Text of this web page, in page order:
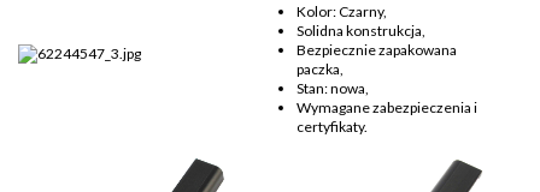
Kolor: Czarny,
Solidna konstrukcja,
Bezpiecznie zapakowana
paczka,
Stan: nowa,
Wymagane zabezpieczenia i
certyfikaty.